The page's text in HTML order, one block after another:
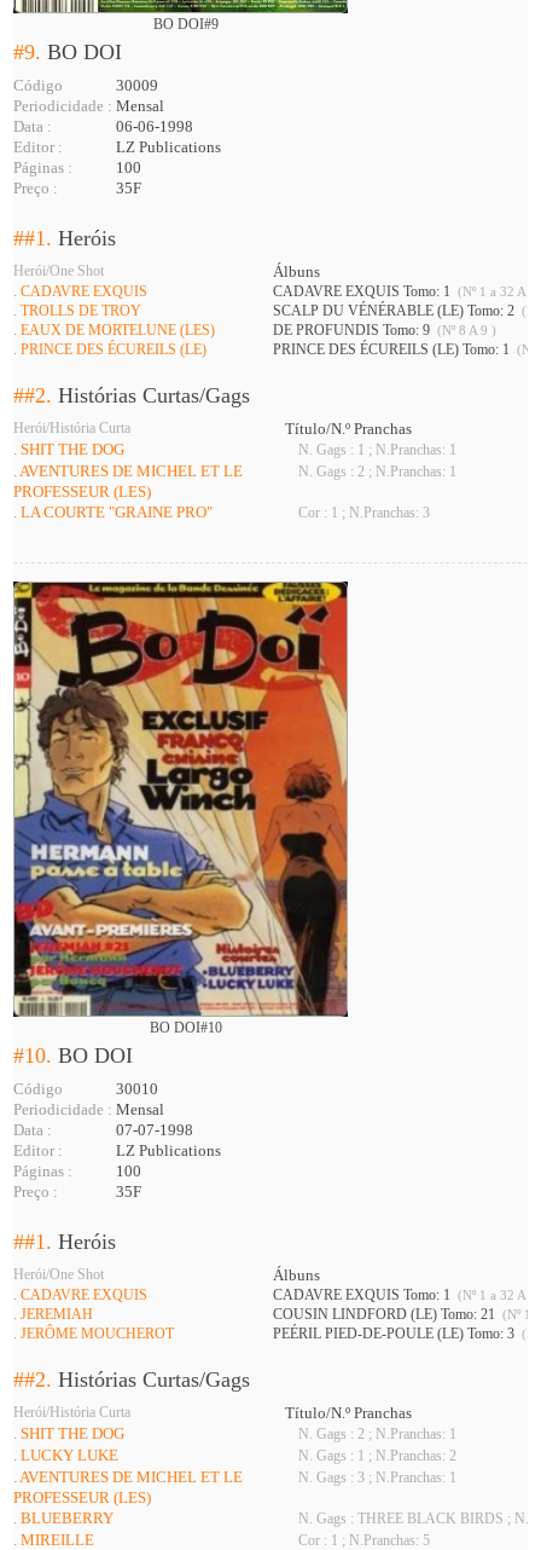
BO DOI#9
#9.BO DOI
Código
30009
Periodicidade : Mensal
Data :
06-06-1998
Editor :
LZ Publications
Páginas :
100
Preço :
35F
##1.Heróis
Herói/One Shot Álbuns
. CADAVRE EXQUIS CADAVRE EXQUIS Tomo: 1 (Nº 1 a 32 A
. TROLLS DE TROY SCALP DU VÉNÉRABLE (LE) Tomo: 2
. EAUX DE MORTELUNE (LES) DE PROFUNDIS Tomo: 9 (Nº 8 A 9 )
. PRINCE DES ÉCUREILS (LE) PRINCE DES ÉCUREILS (LE) Tomo: 1 (Nº
##2.Histórias Curtas/Gags
Herói/História Curta
Título/N.º Pranchas
. SHIT THE DOG
N. Gags : 1 ; N.Pranchas: 1
. AVENTURES DE MICHEL ET LE
PROFESSEUR (LES)
N. Gags : 2 ; N.Pranchas: 1
. LA COURTE "GRAINE PRO" Cor : 1 ; N.Pranchas: 3
BO DOI#10
#10.BO DOI
Código
30010
Periodicidade : Mensal
Data :
07-07-1998
Editor :
LZ Publications
Páginas :
100
Preço :
35F
##1.Heróis
Herói/One Shot Álbuns
. CADAVRE EXQUIS CADAVRE EXQUIS Tomo: 1 (Nº 1 a 32 A
. JEREMIAH COUSIN LINDFORD (LE) Tomo: 21 (Nº
. JERÔME MOUCHEROT PEÉRIL PIED-DE-POULE (LE) Tomo: 3
##2.Histórias Curtas/Gags
Herói/História Curta
Título/N.º Pranchas
. SHIT THE DOG
N. Gags : 2 ; N.Pranchas: 1
. LUCKY LUKE N. Gags : 1 ; N.Pranchas: 2
. AVENTURES DE MICHEL ET LE
PROFESSEUR (LES)
N. Gags : 3 ; N.Pranchas: 1
. BLUEBERRY N. Gags : THREE BLACK BIRDS ;
. MIREILLE Cor : 1 ; N.Pranchas: 5